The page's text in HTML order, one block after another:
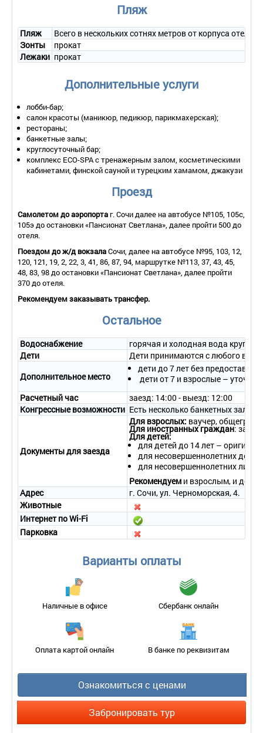
- уборка номера – ежедневно;
- смена белья – 1 раз в 3 дня;
- смена полотенец – 1 раз в 3 дня.
2-местный 1-комнатный номер «Business Standart»
Дополнительное место – 1.
Площадь – 17 кв.м.
Балкон – есть.
Мебель – кровать, прикроватные тумбы, шкаф, стол, стул.
Оборудование – кондиционер, плазменная панель,
холодильник, телефон, аромалампа, подставка под ноутбук,
универсальное зарядное устройство, отпариватель для
одежды, чайный набор, капсульная кофемашина, сейф.
Санузел – душ, раковина, фен, унитаз, косметическое
- уборка номера – ежедневно;
- смена белья – 1 раз в 3 дня;
- смена полотенец – 1 раз в 3 дня.
2-местный 1-комнатный номер «Junior Suite»
Количество основных мест – 2.
Дополнительное место – 2.
Площадь – 32 кв.м.
Мебель – стол, кресло, стул, шкаф, кровать, тумбочки,
Оборудование – кондиционер, плазменная панель,
холодильник, телефон, сейф.
Санузел – душ, раковина, фен, унитаз, косметическое
зеркало, косметический набор, халат, тапочки.
Сервис:
- уборка номера – ежедневно;
- смена полотенец – 1 раз в 3 дня.
2-местный 2-комнатный номер «Suite Room»
Дополнительное место – 2.
Площадь – 36 кв.м.
Балкон – есть 2 балкона.
Мебель – 2-спальная кровать, прикроватные тумбы,
встроенный шкаф, стол, стул.
Оборудование – сплит-система, плазменная панель,
Санузел – душ, раковина, фен, унитаз, косметическое
зеркало, косметический набор, халат, тапочки.
- уборка номера – ежедневно;
- смена белья – 1 раз в 3 дня;
- смена полотенец – 1 раз в 3 дня.
Пляж
Пляж
Всего в нескольких сотнях метров от корпуса
Зонты
прокат
Лежаки прокат
Дополнительные услуги
лобби-бар;
салон красоты (маникюр, педикюр, парикмахерская);
рестораны;
банкетные залы;
круглосуточный бар;
комплекс ECO-SPA с тренажерным залом, косметическими
кабинетами, финской сауной и турецким хамамом, джакузи
Проезд
Самолетом до аэропортаг. Сочи далее на автобусе №105, 105с,
105э до остановки «Пансионат Светлана», далее пройти 500 до
отеля.
Поездом до ж/д вокзалаСочи, далее на автобусе №95, 103, 12,
120, 121, 19, 2, 22, 3, 41, 86, 87, 94, маршрутке №113, 37, 43, 45,
48, 83, 98 до остановки «Пансионат Светлана», далее пройти
370 до отеля.
Рекомендуем заказывать трансфер.
Остальное
Водоснабжение
горячая и холодная вода
Дети
Дети принимаются с любого
Дополнительное место
дети до 7 лет без
дети от 7 и взрослые –
Расчетный час
заезд: 14:00 - выезд: 12:00
Конгрессные возможности Есть несколько банкетных
Документы для заезда
Для взрослых: ваучер,
Для иностранных граждан:
Для детей:
для детей до 14 лет –
для несовершеннолетних
для несовершеннолетних лиц
Рекомендуем и взрослым, и
Адрес
г. Сочи, ул. Черноморская, 4.
Животные
Интернет по Wi-Fi
Парковка
Варианты оплаты
Наличные в офисе Сбербанк онлайн
Оплата картой онлайн В банке по реквизитам
Ознакомиться с ценами
Забронировать тур